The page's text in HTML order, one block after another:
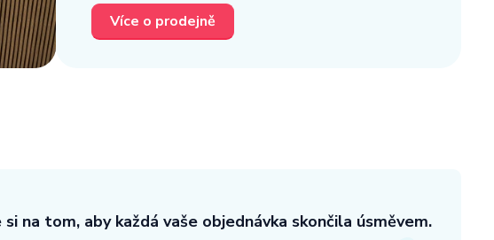
Více o prodejně
na tom, aby každá vaše objednávka skončila úsměvem.